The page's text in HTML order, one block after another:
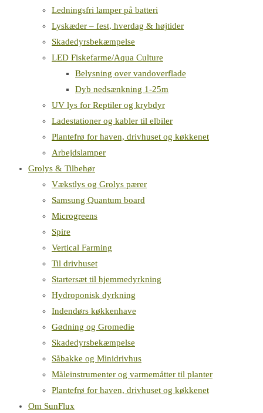
Ledningsfri lamper på batteri
Lyskæder – fest, hverdag & højtider
Skadedyrsbekæmpelse
LED Fiskefarme/Aqua Culture
Belysning over vandoverflade
Dyb nedsænkning 1-25m
UV lys for Reptiler og krybdyr
Ladestationer og kabler til elbiler
Plantefrø for haven, drivhuset og køkkenet
Arbejdslamper
Grolys & Tilbehør
Vækstlys og Grolys pærer
Samsung Quantum board
Microgreens
Spire
Vertical Farming
Til drivhuset
Startersæt til hjemmedyrkning
Hydroponisk dyrkning
Indendørs køkkenhave
Gødning og Gromedie
Skadedyrsbekæmpelse
Såbakke og Minidrivhus
Måleinstrumenter og varmemåtter til planter
Plantefrø for haven, drivhuset og køkkenet
Om SunFlux